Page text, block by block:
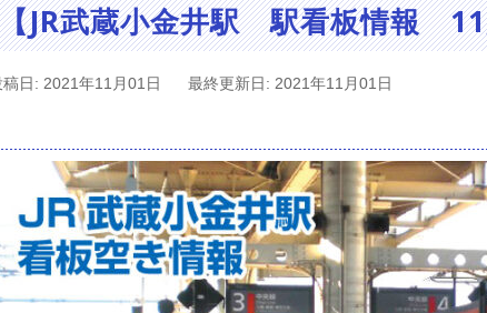
【JR武蔵小金井駅 駅看板情報
稿日: 2021年11月01日 最終更新日: 2021年11月01日